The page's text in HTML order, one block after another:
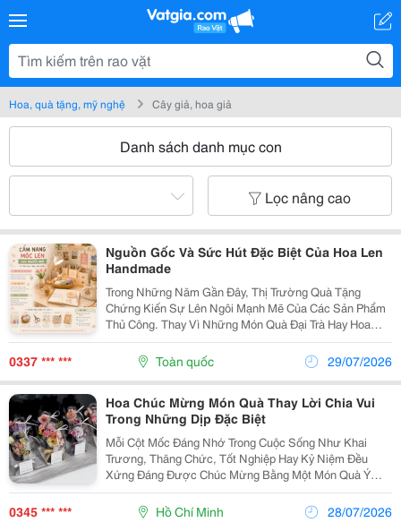
Hoa, quà tặng, mỹ nghệ Cây giả, hoa giả
Danh sách danh mục con
Lọc nâng cao
Nguồn Gốc Và Sức Hút Đặc Biệt Của Hoa Len
Handmade
Trong Những Năm Gần Đây, Thị Trường Quà Tặng
Chứng Kiến Sự Lên Ngôi Mạnh Mẽ Của Các Sản Phẩm
Thủ Công. Thay Vì Những Món Quà Đại Trà Hay Hoa
Tươi Mau Tàn, Giới Trẻ Ngày Càng Ưu Tiên Lựa Chọn
Hoa Len Bởi Giá Trị Thẩm Mỹ Cao Và Độ Bền Vượt Thời
Gian....
0337 *** *** Toàn quốc 29/07/2026
Hoa Chúc Mừng Món Quà Thay Lời Chia Vui
Trong Những Dịp Đặc Biệt
Mỗi Cột Mốc Đáng Nhớ Trong Cuộc Sống Như Khai
Trương, Thăng Chức, Tốt Nghiệp Hay Kỷ Niệm Đều
Xứng Đáng Được Chúc Mừng Bằng Một Món Quà Ý
Nghĩa. Trong Đó, Hoa Chúc Mừng Luôn Là Lựa Chọn
Được Nhiều Người Yêu Thích Bởi Vẻ Đẹp Tinh Tế Cùng
Những Thông...
0345 *** *** Hồ Chí Minh 28/07/2026